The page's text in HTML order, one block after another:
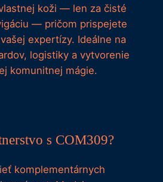
koži — len za čisté
— pričom prispejete
expertízy. Ideálne na
logistiky a vytvorenie
komunitnej mágie.
s COM309?
komplementárnych